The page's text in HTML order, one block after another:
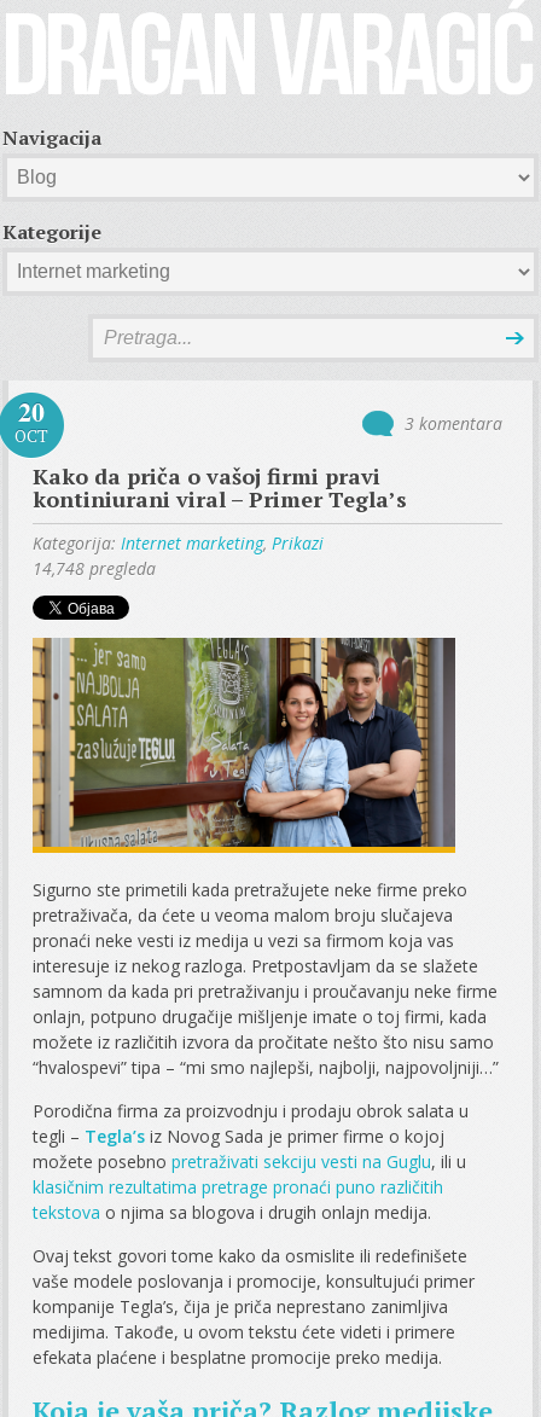
Navigacija
Kategorije
20
OCT
3 komentara
Kako da priča o vašoj firmi pravi
kontiniurani viral – Primer Tegla’s
Kategorija: Internet marketing,Prikazi
14,748 pregleda
Sigurno ste primetili kada pretražujete neke firme preko
pretraživača, da ćete u veoma malom broju slučajeva
pronaći neke vesti iz medija u vezi sa firmom koja vas
interesuje iz nekog razloga. Pretpostavljam da se slažete
samnom da kada pri pretraživanju i proučavanju neke firme
onlajn, potpuno drugačije mišljenje imate o toj firmi, kada
možete iz različitih izvora da pročitate nešto što nisu samo
“hvalospevi” tipa – “mi smo najlepši, najbolji, najpovoljniji…”
Porodična firma za proizvodnju i prodaju obrok salata u
tegli – Tegla’s iz Novog Sada je primer firme o kojoj
možete posebnopretraživati sekciju vesti na Guglu, ili u
klasičnim rezultatima pretrage pronaći puno različitih
tekstova o njima sa blogova i drugih onlajn medija.
Ovaj tekst govori tome kako da osmislite ili redefinišete
vaše modele poslovanja i promocije, konsultujući primer
kompanije Tegla’s, čija je priča neprestano zanimljiva
medijima. Takođe, u ovom tekstu ćete videti i primere
efekata plaćene i besplatne promocije preko medija.
Koja je vaša priča? Razlog medijske